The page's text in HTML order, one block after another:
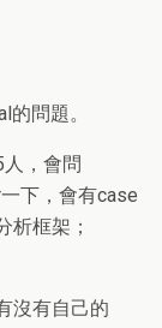
問題。
，會問
下，會有case
析框架；
沒有自己的